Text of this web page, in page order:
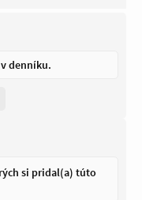
denníku.
si pridal(a) túto